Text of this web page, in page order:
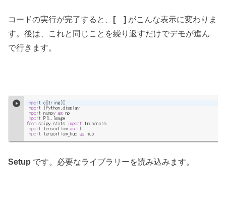
コードの実行が完了すると、 [ ] がこんな表示に変わりま
す。後は、これと同じことを繰り返すだけでデモが進ん
で行きます。
Setup です。必要なライブラリーを読み込みます。